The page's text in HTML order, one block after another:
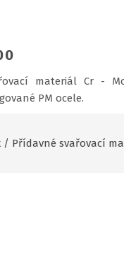
materiál Cr -
PM ocele.
/ Přídavné svařovací